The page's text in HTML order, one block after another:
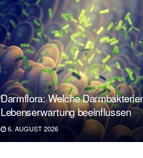
Darmflora: Welche
Lebenserwartung beeinflussen
6. AUGUST 2026